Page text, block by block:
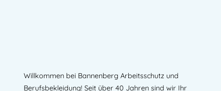
Willkommen bei Bannenberg Arbeitsschutz und
Berufsbekleidung! Seit über 40 Jahren sind wir Ihr